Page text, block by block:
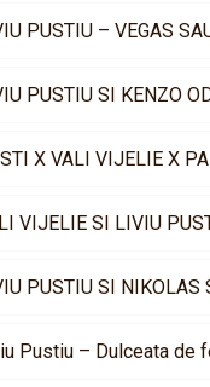
PUSTIU – VEGAS
PUSTIU SI KENZO
VIJELIE SI LIVIU
PUSTIU SI NIKOLAS
Pustiu – Dulceata de